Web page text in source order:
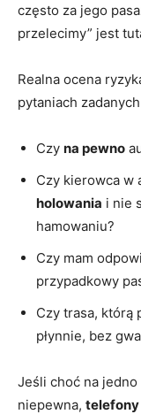
często za jego
przelecimy” jest
Realna ocena
pytaniach
Czy na pewno
Czy kierowca w
holowania i nie
hamowaniu?
Czy mam
przypadkowy
Czy trasa, którą
płynnie, bez
Jeśli choć na
niepewna,